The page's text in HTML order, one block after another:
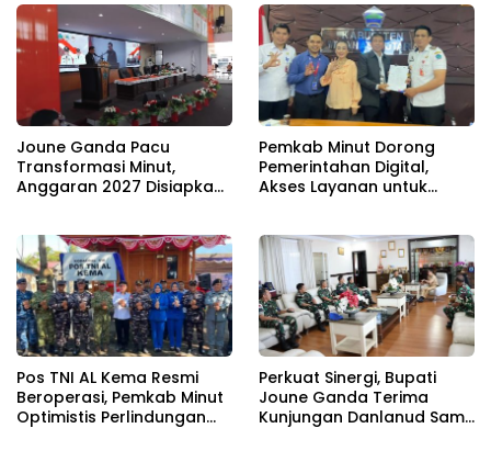
Joune Ganda Pacu
Transformasi Minut,
Anggaran 2027 Disiapkan
Pemkab Minut Dorong
Pemerintahan Digital,
Akses Layanan untuk
Pos TNI AL Kema Resmi
Beroperasi, Pemkab Minut
Optimistis Perlindungan
Perkuat Sinergi, Bupati
Joune Ganda Terima
Kunjungan Danlanud Sam